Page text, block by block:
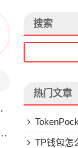
搜索
热门文章
行情教程
TP钱包怎